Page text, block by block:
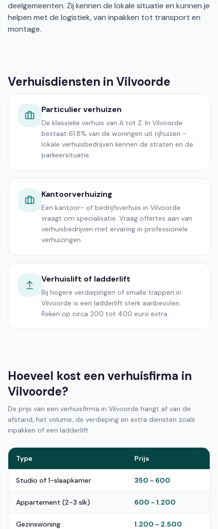
deelgemeenten. Zij kennen de lokale situatie en kunnen je
helpen met de logistiek, van inpakken tot transport en
montage.
Verhuisdiensten in Vilvoorde
Particulier verhuizen
De klassieke verhuis van A tot Z. In Vilvoorde
bestaat 61.8% van de woningen uit rijhuizen -
lokale verhuisbedrijven kennen de straten en de
parkeersituatie.
Kantoorverhuizing
Een kantoor- of bedrijfsverhuis in Vilvoorde
vraagt om specialisatie. Vraag offertes aan van
verhuisbedrijven met ervaring in professionele
verhuizingen.
Verhuislift of ladderlift
Bij hogere verdiepingen of smalle trappen in
Vilvoorde is een ladderlift sterk aanbevolen.
Reken op circa 200 tot 400 euro extra.
Hoeveel kost een verhuisfirma in
Vilvoorde?
De prijs van een verhuisfirma in Vilvoorde hangt af van de
afstand, het volume, de verdieping en extra diensten zoals
inpakken of een ladderlift.
Type Prijs
Studio of 1-slaapkamer 350 - 600
Appartement (2-3 slk) 600 - 1.200
Gezinswoning 1.200 - 2.500